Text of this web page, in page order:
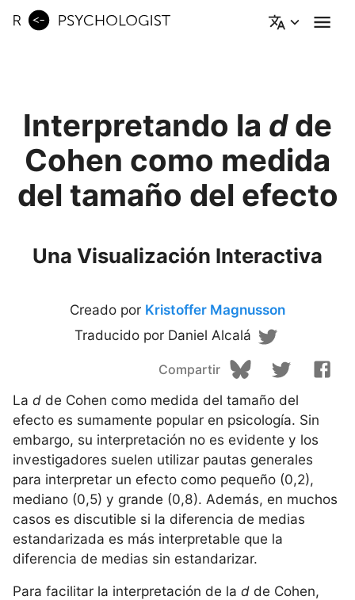
Interpretando la dde
Cohen como medida
del tamaño del efecto
Una Visualización Interactiva
Creado por Kristoffer Magnusson
Traducido por Daniel Alcalá
Compartir
La d de Cohen como medida del tamaño del
efecto es sumamente popular en psicología. Sin
embargo, su interpretación no es evidente y los
investigadores suelen utilizar pautas generales
para interpretar un efecto como pequeño (0,2),
mediano (0,5) y grande (0,8). Además, en muchos
casos es discutible si la diferencia de medias
estandarizada es más interpretable que la
diferencia de medias sin estandarizar.
Para facilitar la interpretación de la d de Cohen,